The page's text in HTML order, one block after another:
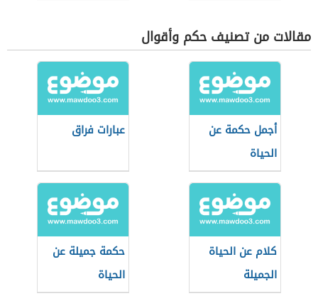
مقالات من تصنيف حكم وأقوال
أجمل حكمة عن
الحياة
عبارات فراق
كلام عن الحياة
الجميلة
حكمة جميلة عن
الحياة